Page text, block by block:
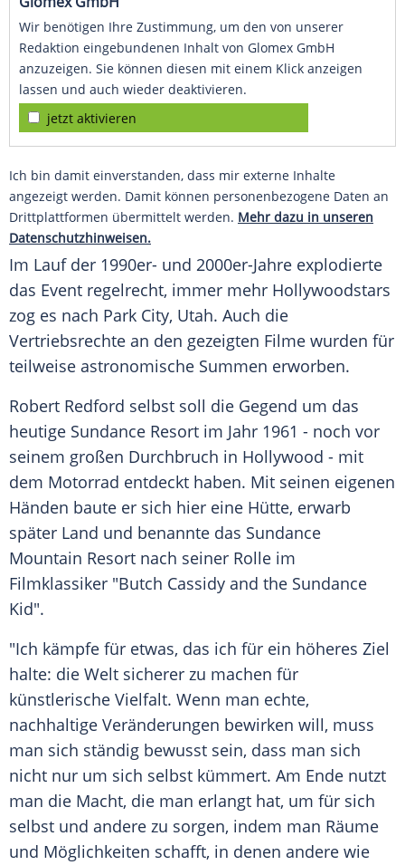
Wir benötigen Ihre Zustimmung, um den von unserer
Redaktion eingebundenen Inhalt von Glomex GmbH
anzuzeigen. Sie können diesen mit einem Klick anzeigen
lassen und auch wieder deaktivieren.
jetzt aktivieren
Ich bin damit einverstanden, dass mir externe Inhalte
angezeigt werden. Damit können personenbezogene Daten an
Drittplattformen übermittelt werden. Mehr dazu in unseren
Datenschutzhinweisen.
Im Lauf der 1990er- und 2000er-Jahre explodierte
das Event regelrecht, immer mehr Hollywoodstars
zog es nach Park City, Utah. Auch die
Vertriebsrechte an den gezeigten Filme wurden für
teilweise astronomische Summen erworben.
Robert Redford selbst soll die Gegend um das
heutige Sundance Resort im Jahr 1961 - noch vor
seinem großen Durchbruch in Hollywood - mit
dem Motorrad entdeckt haben. Mit seinen eigenen
Händen baute er sich hier eine Hütte, erwarb
später Land und benannte das Sundance
Mountain Resort nach seiner Rolle im
Filmklassiker "Butch Cassidy and the Sundance
Kid".
"Ich kämpfe für etwas, das ich für ein höheres Ziel
halte: die Welt sicherer zu machen für
künstlerische Vielfalt. Wenn man echte,
nachhaltige Veränderungen bewirken will, muss
man sich ständig bewusst sein, dass man sich
nicht nur um sich selbst kümmert. Am Ende nutzt
man die Macht, die man erlangt hat, um für sich
selbst und andere zu sorgen, indem man Räume
und Möglichkeiten schafft, in denen andere wie